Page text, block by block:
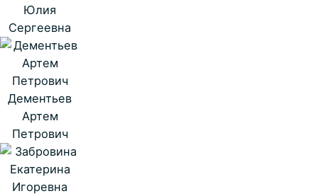
Юлия
Сергеевна
Дементьев
Артем
Петрович